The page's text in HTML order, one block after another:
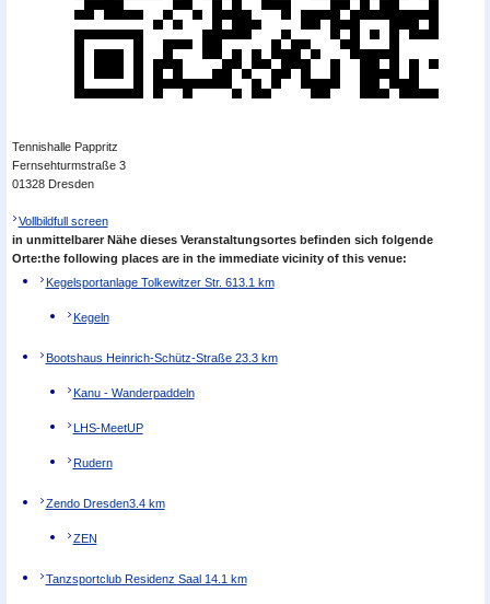
Tennishalle Pappritz
Fernsehturmstraße 3
01328 Dresden
Vollbildfull screen
in unmittelbarer Nähe dieses Veranstaltungsortes befinden sich folgende
Orte:the following places are in the immediate vicinity of this venue:
Kegelsportanlage Tolkewitzer Str. 613.1 km
Kegeln
Bootshaus Heinrich-Schütz-Straße 23.3 km
Kanu - Wanderpaddeln
LHS-MeetUP
Rudern
Zendo Dresden3.4 km
ZEN
Tanzsportclub Residenz Saal 14.1 km